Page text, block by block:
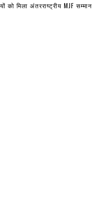
मिला अंतरराष्ट्रीय MJF सम्मान